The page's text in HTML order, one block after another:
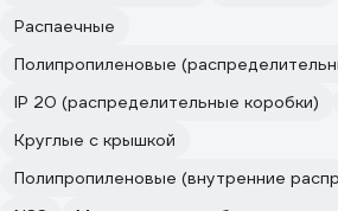
Распаечные
Полипропиленовые
IP 20 (распределительные коробки)
Круглые с крышкой